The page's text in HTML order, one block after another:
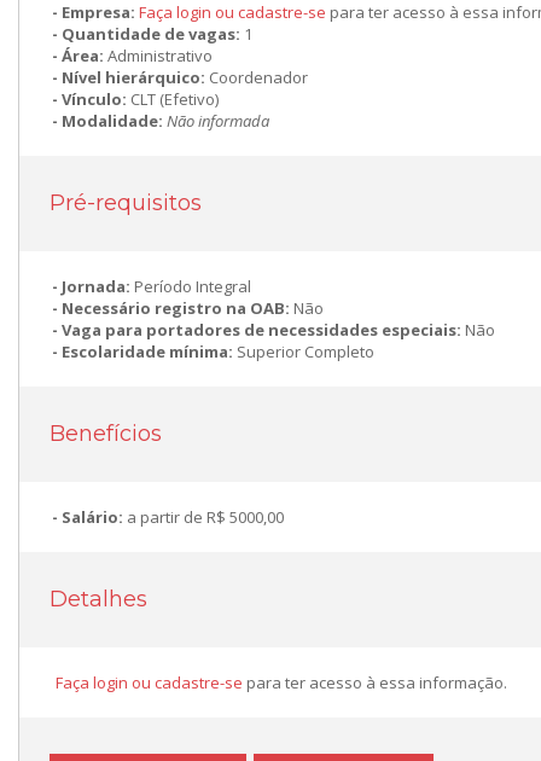
Empresa: Faça login ou cadastre-se para ter acesso à essa
Quantidade de vagas: 1
Área: Administrativo
Nível hierárquico: Coordenador
Vínculo: CLT (Efetivo)
Modalidade: Não informada
Pré-requisitos
Jornada: Período Integral
Necessário registro na OAB: Não
Vaga para portadores de necessidades especiais: Não
Escolaridade mínima: Superior Completo
Benefícios
Salário: a partir de R$ 5000,00
Detalhes
Faça login ou cadastre-se para ter acesso à essa informação.